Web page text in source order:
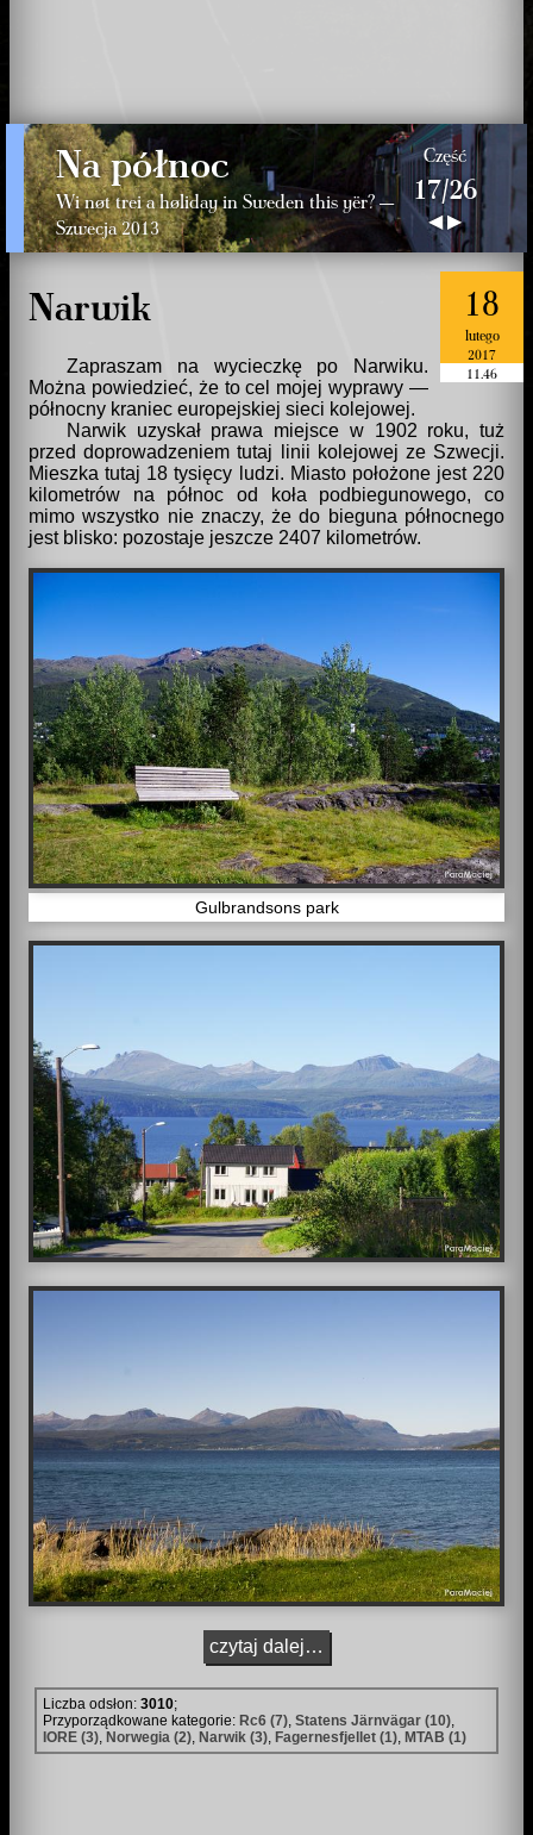
Na północ
Wi nøt trei a høliday in Sweden this yër? —
Szwecja 2013
Część
17/26
◀▶
18
lutego
2017
11.46
Narwik
Zapraszam na wycieczkę po Narwiku.
Można powiedzieć, że to cel mojej wyprawy —
północny kraniec europejskiej sieci kolejowej.
Narwik uzyskał prawa miejsce w 1902 roku, tuż
przed doprowadzeniem tutaj linii kolejowej ze Szwecji.
Mieszka tutaj 18 tysięcy ludzi. Miasto położone jest 220
kilometrów na północ od koła podbiegunowego, co
mimo wszystko nie znaczy, że do bieguna północnego
jest blisko: pozostaje jeszcze 2407 kilometrów.
Gulbrandsons park
czytaj dalej…
Liczba odsłon: 3010;
Przyporządkowane kategorie: Rc6 (7), Statens Järnvägar (10),
IORE (3), Norwegia (2), Narwik (3), Fagernesfjellet (1), MTAB (1)